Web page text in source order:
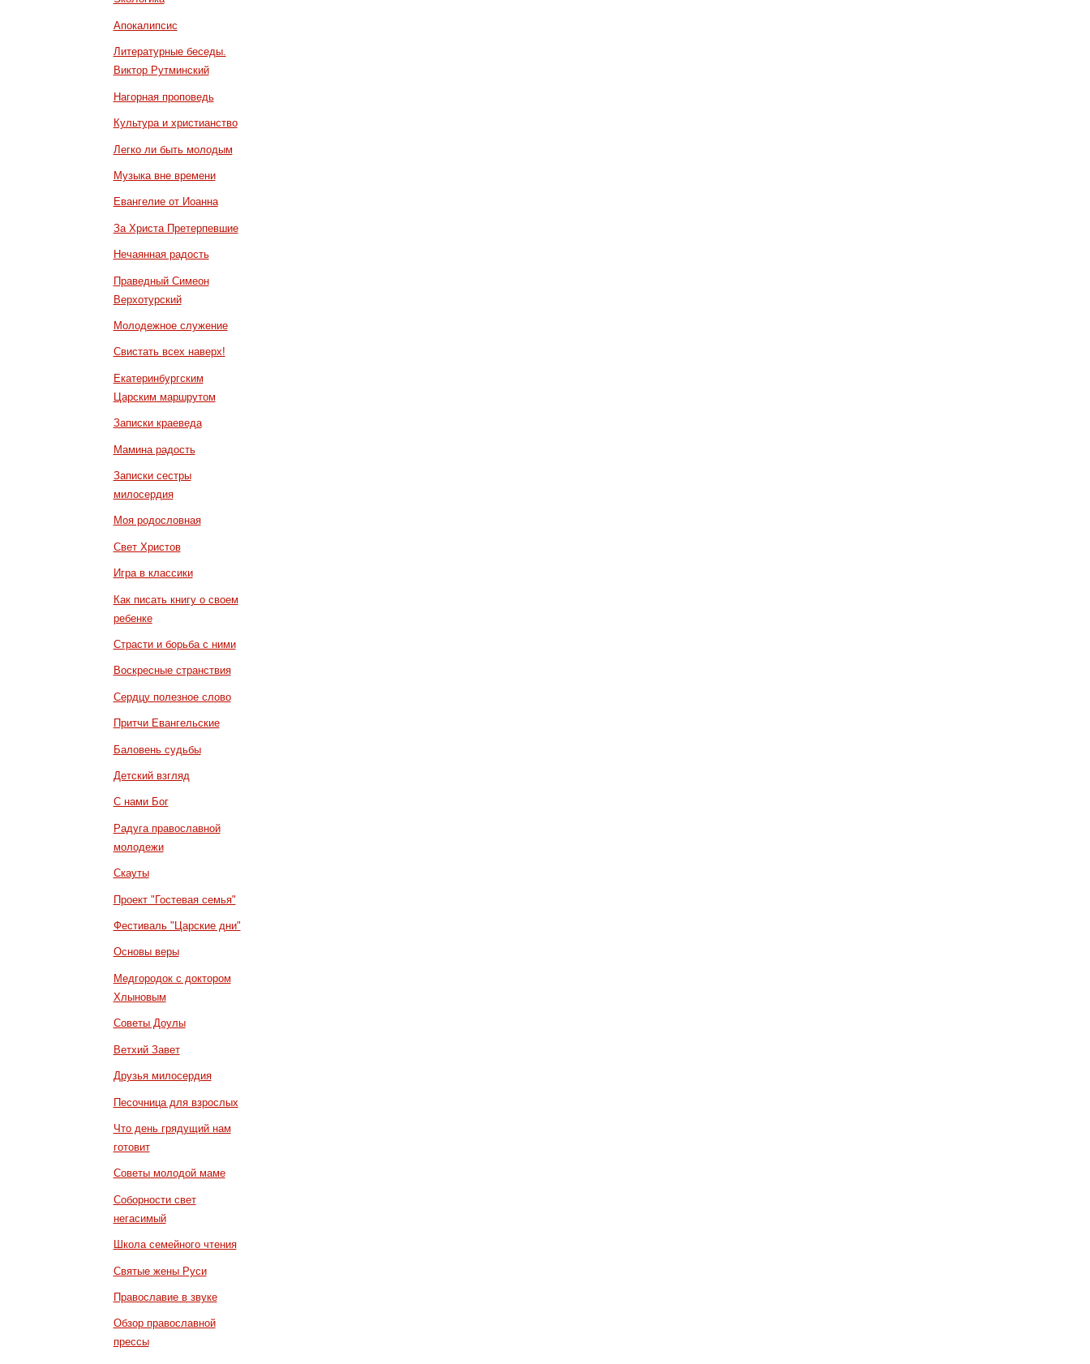
Апокалипсис
Литературные беседы.
Виктор Рутминский
Нагорная проповедь
Культура и христианство
Легко ли быть молодым
Музыка вне времени
Евангелие от Иоанна
За Христа Претерпевшие
Нечаянная радость
Праведный Симеон
Верхотурский
Молодежное служение
Свистать всех наверх!
Екатеринбургским
Царским маршрутом
Записки краеведа
Мамина радость
Записки сестры
милосердия
Моя родословная
Свет Христов
Игра в классики
Как писать книгу о своем
ребенке
Страсти и борьба с ними
Воскресные странствия
Сердцу полезное слово
Притчи Евангельские
Баловень судьбы
Детский взгляд
С нами Бог
Радуга православной
молодежи
Скауты
Проект "Гостевая семья"
Фестиваль "Царские дни"
Основы веры
Медгородок с доктором
Хлыновым
Советы Доулы
Ветхий Завет
Друзья милосердия
Песочница для взрослых
Что день грядущий нам
готовит
Советы молодой маме
Соборности свет
негасимый
Школа семейного чтения
Святые жены Руси
Православие в звуке
Обзор православной
прессы